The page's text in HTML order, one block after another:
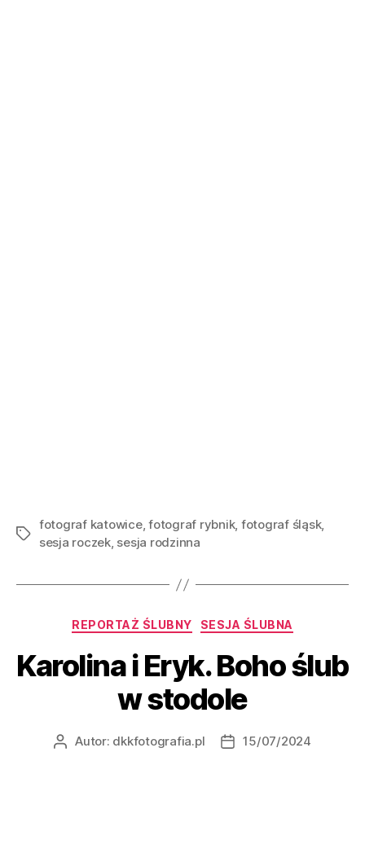
fotograf katowice,fotograf rybnik, fotograf śląsk,
sesja roczek, sesja rodzinna
REPORTAŻ ŚLUBNY SESJA ŚLUBNA
Karolina i Eryk. Boho ślub
w stodole
Autor: dkkfotografia.pl 15/07/2024